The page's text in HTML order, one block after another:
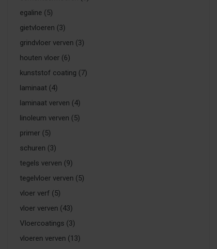
egaline (5)
gietvloeren (3)
grindvloer verven (3)
houten vloer (6)
kunststof coating (7)
laminaat (4)
laminaat verven (4)
linoleum verven (5)
primer (5)
schuren (3)
tegels verven (9)
tegelvloer verven (5)
vloer verf (5)
vloer verven (43)
Vloercoatings (3)
vloeren verven (13)